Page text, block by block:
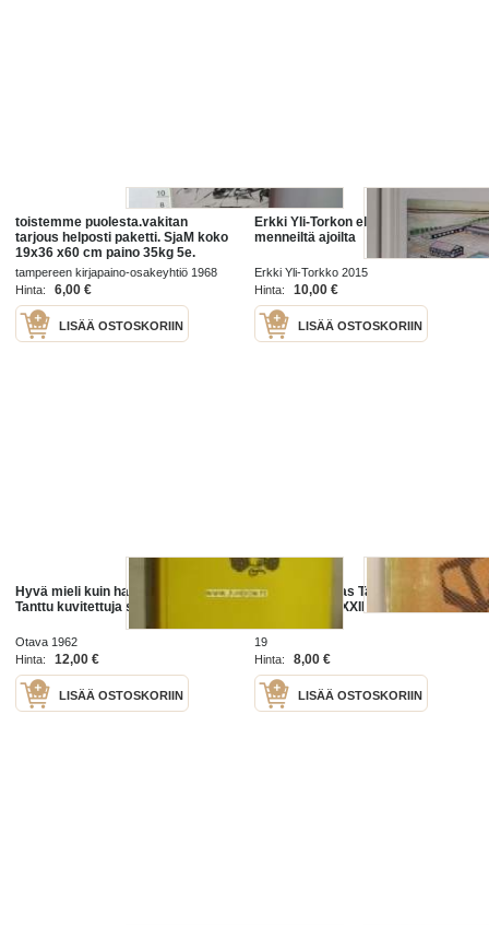
toistemme puolesta.vakitan
tarjous helposti paketti. SjaM koko
19x36 x60 cm paino 35kg 5e.
tampereen kirjapaino-osakeyhtiö 1968
Hinta:
6,00 €
LISÄÄ OSTOSKORIIN
Erkki Yli-Torkon elämänvaiheita
menneiltä ajoilta
Erkki Yli-Torkko 2015
Hinta:
10,00 €
LISÄÄ OSTOSKORIIN
Hyvä mieli kuin harakalla Erkki
Tanttu kuvitettuja sananparsia
Otava 1962
Hinta:
12,00 €
LISÄÄ OSTOSKORIIN
Lähelle ja kauas Tampereen
hiippakunnan XXII vuosikirja 1971
19
Hinta:
8,00 €
LISÄÄ OSTOSKORIIN